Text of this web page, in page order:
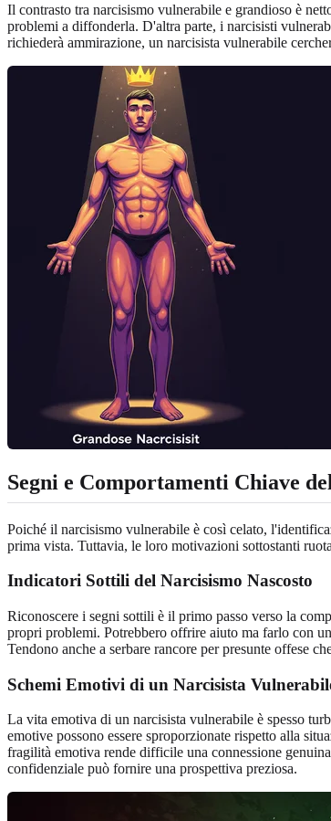
Il contrasto tra narcisismo vulnerabile e grandioso è
problemi a diffonderla. D'altra parte, i narcisisti
richiederà ammirazione, un narcisista vulnerabile
Segni e Comportamenti Chiave
Poiché il narcisismo vulnerabile è così celato,
prima vista. Tuttavia, le loro motivazioni sottostanti
Indicatori Sottili del Narcisismo Nascosto
Riconoscere i segni sottili è il primo passo verso la
propri problemi. Potrebbero offrire aiuto ma farlo con
Tendono anche a serbare rancore per presunte offese
Schemi Emotivi di un Narcisista
La vita emotiva di un narcisista vulnerabile è spesso
emotive possono essere sproporzionate rispetto alla
fragilità emotiva rende difficile una connessione
confidenziale può fornire una prospettiva preziosa.